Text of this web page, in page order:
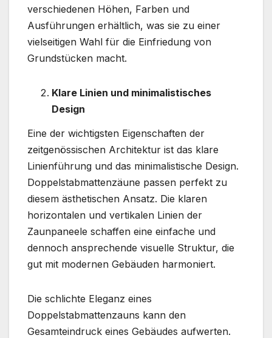
verschiedenen Höhen, Farben und
Ausführungen erhältlich, was sie zu einer
vielseitigen Wahl für die Einfriedung von
Grundstücken macht.
Klare Linien und minimalistisches
Design
Eine der wichtigsten Eigenschaften der
zeitgenössischen Architektur ist das klare
Linienführung und das minimalistische Design.
Doppelstabmattenzäune passen perfekt zu
diesem ästhetischen Ansatz. Die klaren
horizontalen und vertikalen Linien der
Zaunpaneele schaffen eine einfache und
dennoch ansprechende visuelle Struktur, die
gut mit modernen Gebäuden harmoniert.
Die schlichte Eleganz eines
Doppelstabmattenzauns kann den
Gesamteindruck eines Gebäudes aufwerten.